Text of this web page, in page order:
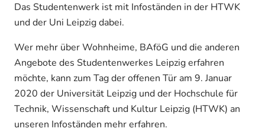
Das Studentenwerk ist mit Infoständen in der HTWK
und der Uni Leipzig dabei.
Wer mehr über Wohnheime, BAföG und die anderen
Angebote des Studentenwerkes Leipzig erfahren
möchte, kann zum Tag der offenen Tür am 9. Januar
2020 der Universität Leipzig und der Hochschule für
Technik, Wissenschaft und Kultur Leipzig (HTWK) an
unseren Infoständen mehr erfahren.